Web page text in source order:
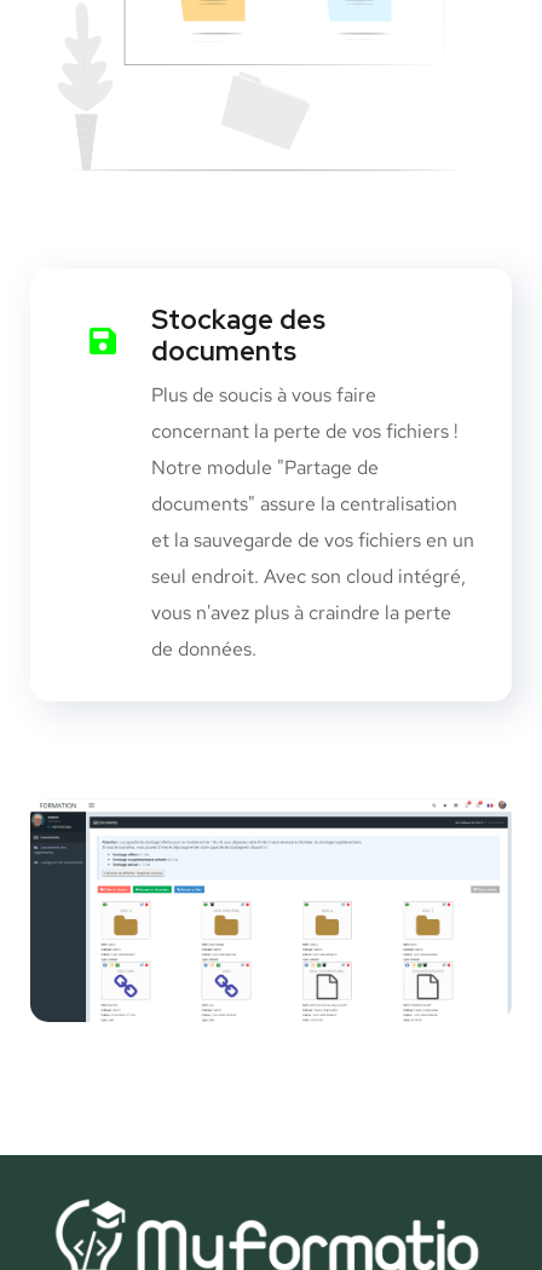
Stockage des
documents
Plus de soucis à vous faire
concernant la perte de vos fichiers !
Notre module "Partage de
documents" assure la centralisation
et la sauvegarde de vos fichiers en un
seul endroit. Avec son cloud intégré,
vous n'avez plus à craindre la perte
de données.